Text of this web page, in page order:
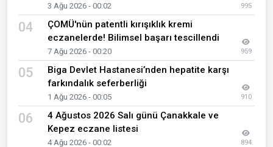
3 Ağu 2026 - 00:02 995
04
ÇOMÜ'nün patentli kırışıklık kremi
eczanelerde! Bilimsel başarı tescillendi
7 Ağu 2026 - 00:20 959
05
Biga Devlet Hastanesi’nden hepatite karşı
farkındalık seferberliği
1 Ağu 2026 - 00:05 910
06
4 Ağustos 2026 Salı günü Çanakkale ve
Kepez eczane listesi
4 Ağu 2026 - 00:02 894